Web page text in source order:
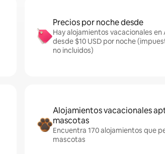
Precios por noche desde
Hay alojamientos vacacionales en
desde $10 USD por noche
no incluidos)
Alojamientos vacacionales
mascotas
Encuentra 170 alojamientos que
mascotas